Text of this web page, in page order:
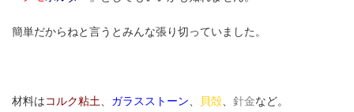
簡単だからねと言うとみんな張り切っていました。
材料はコルク粘土 ガラスストーン 貝殻 針金など。